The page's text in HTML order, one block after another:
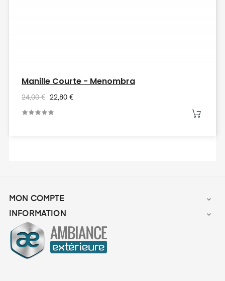
Manille Courte - Menombra
24,00 € 22,80 €
MON COMPTE

INFORMATION
